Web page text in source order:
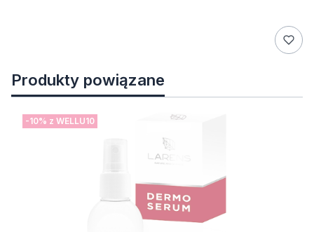
Produkty powiązane
-10% z WELLU10